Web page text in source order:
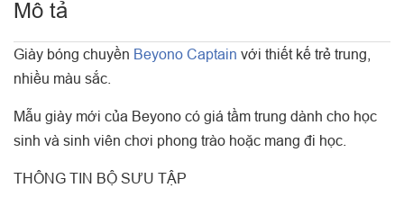
Mô tả
Giày bóng chuyền Beyono Captain với thiết kế trẻ trung,
nhiều màu sắc.
Mẫu giày mới của Beyono có giá tầm trung dành cho học
sinh và sinh viên chơi phong trào hoặc mang đi học.
THÔNG TIN BỘ SƯU TẬP